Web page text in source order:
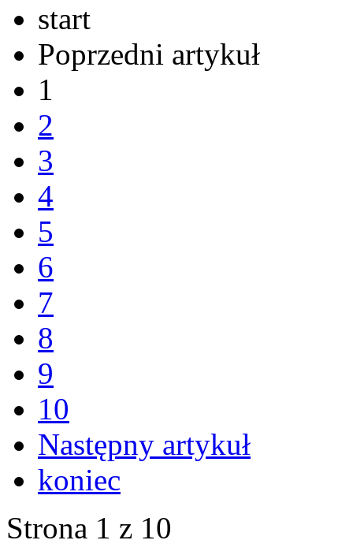
start
Poprzedni artykuł
1
2
3
4
5
6
7
8
9
10
Następny artykuł
koniec
Strona 1 z 10